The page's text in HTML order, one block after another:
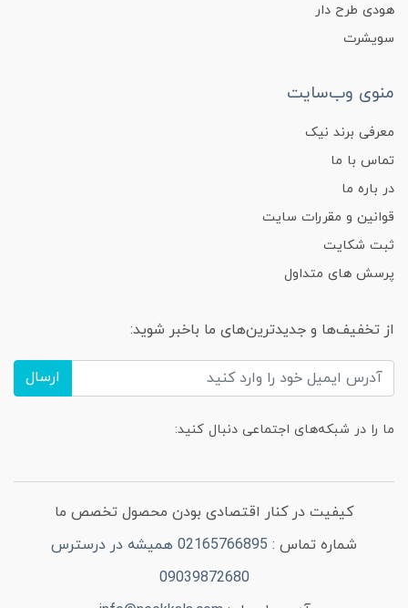
هودی طرح دار
سویشرت
منوی وب‌سایت
معرفی برند نیک
تماس با ما
در باره ما
قوانین و مقررات سایت
ثبت شکایت
پرسش های متداول
از تخفیف‌ها و جدیدترین‌های ما باخبر شوید:
ارسال
ما را در شبکه‌های اجتماعی دنبال کنید:
کیفیت در کنار اقتصادی بودن محصول تخصص ما
شماره تماس :
02165766895 همیشه در درسترس
09039872680